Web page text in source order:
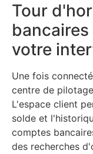
Tour
votre
Une fois
centre de
L'espace client
solde et
comptes
des recherches